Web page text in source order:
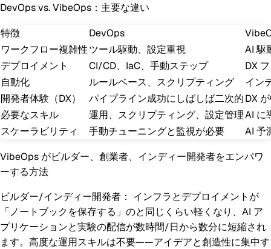
DevOps vs. VibeOps：主要な違い
特徴
DevOps
ワークフロー複雑性ツール駆動、設定重視
AI 駆
デプロイメント
CI/CD、IaC、手動ステップ
DX
自動化
ルールベース、スクリプティング
イン
開発者体験（DX）
パイプライン成功にしばしば二次的DX
必要なスキル
運用、スクリプティング、設定管理AI に
スケーラビリティ
手動チューニングと監視が必要
AI 予
VibeOps がビルダー、創業者、インディー開発者をエンパワ
ーする方法
ビルダー/インディー開発者： インフラとデプロイメントが
「ノートブックを保存する」のと同じくらい軽くなり、AI ア
プリケーションと実験の配信が数時間/日から数分に短縮され
ます。高度な運用スキルは不要——アイデアと創造性に集中す